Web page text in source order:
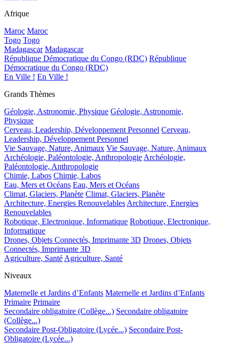
Afrique
Maroc Maroc
Togo Togo
Madagascar Madagascar
République Démocratique du Congo (RDC) République
Démocratique du Congo (RDC)
En Ville ! En Ville !
Grands Thèmes
Géologie, Astronomie, Physique Géologie, Astronomie,
Physique
Cerveau, Leadership, Développement Personnel Cerveau,
Leadership, Développement Personnel
Vie Sauvage, Nature, Animaux Vie Sauvage, Nature, Animaux
Archéologie, Paléontologie, Anthropologie Archéologie,
Paléontologie, Anthropologie
Chimie, Labos Chimie, Labos
Eau, Mers et Océans Eau, Mers et Océans
Climat, Glaciers, Planète Climat, Glaciers, Planète
Architecture, Energies Renouvelables Architecture, Energies
Renouvelables
Robotique, Electronique, Informatique Robotique, Electronique,
Informatique
Drones, Objets Connectés, Imprimante 3D Drones, Objets
Connectés, Imprimante 3D
Agriculture, Santé Agriculture, Santé
Niveaux
Maternelle et Jardins d’Enfants Maternelle et Jardins d’Enfants
Primaire Primaire
Secondaire obligatoire (Collège...) Secondaire obligatoire
(Collège...)
Secondaire Post-Obligatoire (Lycée...) Secondaire Post-
Obligatoire (Lycée...)